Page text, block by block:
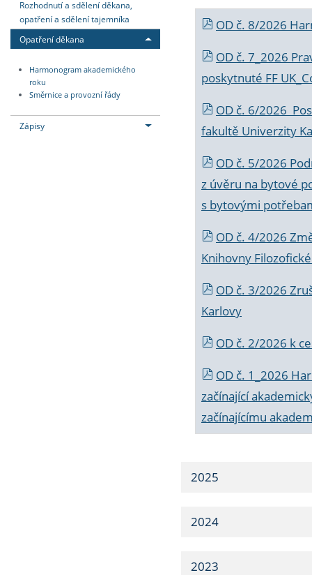
Rozhodnutí a sdělení děkana,
opatření a sdělení tajemníka
Opatření děkana
Harmonogram akademického
roku
Směrnice a provozní řády
Zápisy
OD č. 8/2026
OD č. 7_2026
poskytnuté FF
OD č. 6/2026
fakultě Univerzity
OD č. 5/2026
z úvěru na bytové
s bytovými
OD č. 4/2026
Knihovny
OD č. 3/2026
Karlovy
OD č. 2/2026 k
OD č. 1_2026
začínající
začínajícímu
2025
2024
2023